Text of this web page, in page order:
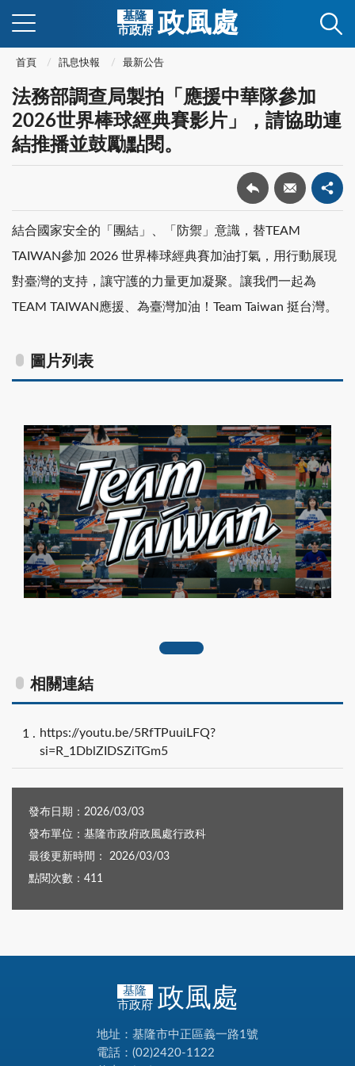
基隆
市政府 政風處
首頁 訊息快報 最新公告
法務部調查局製拍「應援中華隊參加
2026世界棒球經典賽影片」，請協助連
結推播並鼓勵點閱。
結合國家安全的「團結」、「防禦」意識，替TEAM
TAIWAN參加 2026 世界棒球經典賽加油打氣，用行動展現
對臺灣的支持，讓守護的力量更加凝聚。讓我們一起為
TEAM TAIWAN應援、為臺灣加油！Team Taiwan 挺台灣。
圖片列表
附檔圖片
相關連結
https://youtu.be/5RfTPuuiLFQ?
si=R_1DblZIDSZiTGm5
發布日期：2026/03/03
發布單位：基隆市政府政風處行政科
最後更新時間： 2026/03/03
點閱次數：411
基隆
市政府 政風處
地址：基隆市中正區義一路1號
電話：(02)2420-1122